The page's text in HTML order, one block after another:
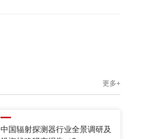
更多+
中国辐射探测器行业全景调研及